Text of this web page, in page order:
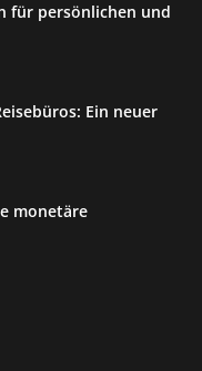
für persönlichen und
Ein neuer
monetäre